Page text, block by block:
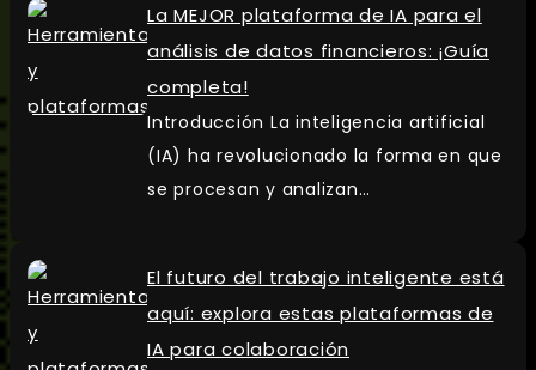
La MEJOR plataforma de IA para el
análisis de datos financieros: ¡Guía
completa!
Introducción La inteligencia artificial
(IA) ha revolucionado la forma en que
se procesan y analizan…
El futuro del trabajo inteligente está
aquí: explora estas plataformas de
IA para colaboración